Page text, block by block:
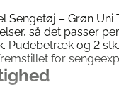
Sengetøj – Grøn
så det passer
Pudebetræk og 2
for